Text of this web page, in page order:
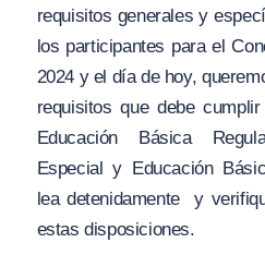
requisitos generales y
los participantes para el
2024 y el día de hoy,
requisitos que debe
Educación Básica
Especial y Educación
lea detenidamente y
estas disposiciones.